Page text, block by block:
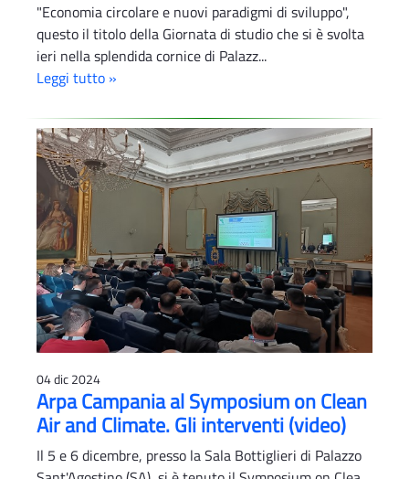
"Economia circolare e nuovi paradigmi di sviluppo",
questo il titolo della Giornata di studio che si è svolta
ieri nella splendida cornice di Palazz...
Leggi tutto »
04 dic 2024
Arpa Campania al Symposium on Clean
Air and Climate. Gli interventi (video)
Il 5 e 6 dicembre, presso la Sala Bottiglieri di Palazzo